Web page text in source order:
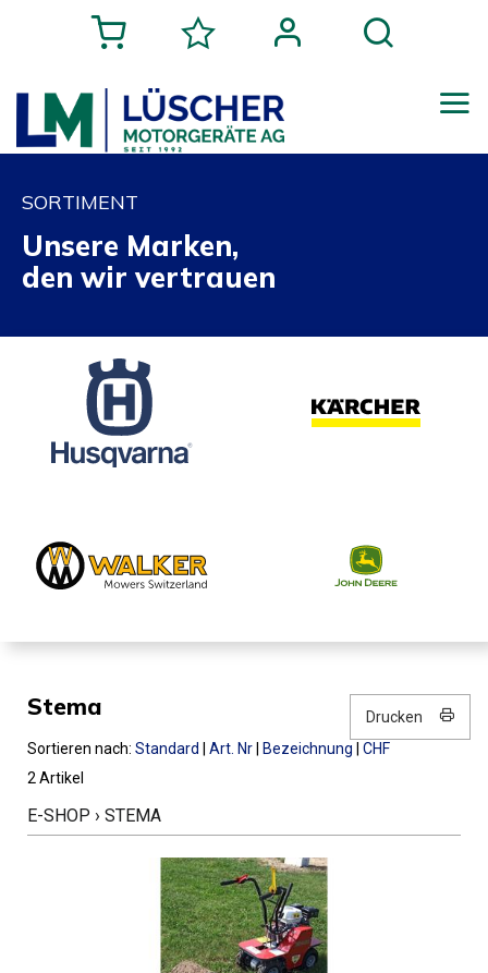
SORTIMENT
Unsere Marken,
den wir vertrauen
Stema
Drucken
Sortieren nach: Standard Art. Nr Bezeichnung
CHF
2 Artikel
E-SHOP › STEMA